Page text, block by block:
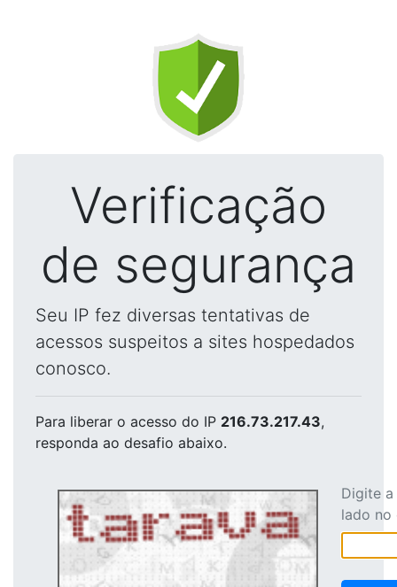
Verificação
de segurança
Seu IP fez diversas tentativas de
acessos suspeitos a sites hospedados
conosco.
Para liberar o acesso do IP 216.73.217.43,
responda ao desafio abaixo.
Digite
lado no